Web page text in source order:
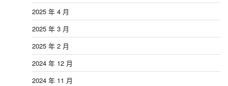
2025 年 4 月
2025 年 3 月
2025 年 2 月
2024 年 12 月
2024 年 11 月